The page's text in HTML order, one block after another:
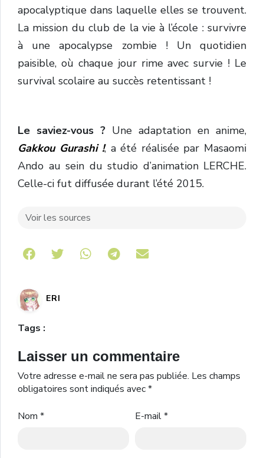
apocalyptique dans laquelle elles se trouvent.
La mission du club de la vie à l’école : survivre
à une apocalypse zombie ! Un quotidien
paisible, où chaque jour rime avec survie ! Le
survival scolaire au succès retentissant !
Le saviez-vous ? Une adaptation en anime,
Gakkou Gurashi !, a été réalisée par Masaomi
Ando au sein du studio d’animation LERCHE.
Celle-ci fut diffusée durant l’été 2015.
Voir les sources
Share on Telegram
ERI
Tags :
Laisser un commentaire
Votre adresse e-mail ne sera pas publiée. Les champs
obligatoires sont indiqués avec*
Nom * E-mail*